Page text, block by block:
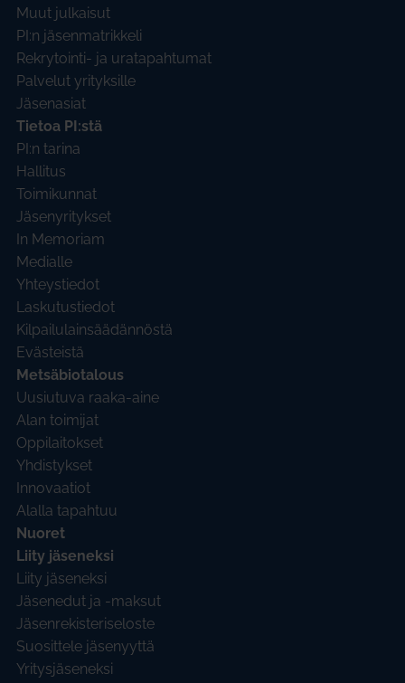
Muut julkaisut
PI:n jäsenmatrikkeli
Rekrytointi- ja uratapahtumat
Palvelut yrityksille
Jäsenasiat
Tietoa PI:stä
PI:n tarina
Hallitus
Toimikunnat
Jäsenyritykset
In Memoriam
Medialle
Yhteystiedot
Laskutustiedot
Kilpailulainsäädännöstä
Evästeistä
Metsäbiotalous
Uusiutuva raaka-aine
Alan toimijat
Oppilaitokset
Yhdistykset
Innovaatiot
Alalla tapahtuu
Nuoret
Liity jäseneksi
Liity jäseneksi
Jäsenedut ja -maksut
Jäsenrekisteriseloste
Suosittele jäsenyyttä
Yritysjäseneksi